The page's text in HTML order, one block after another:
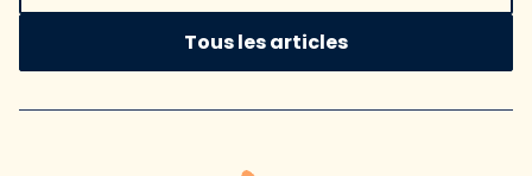
Tous les articles